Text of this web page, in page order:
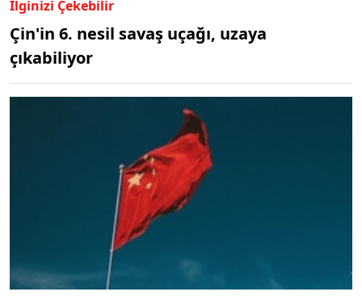
İlginizi Çekebilir
Çin'in 6. nesil savaş uçağı, uzaya
çıkabiliyor